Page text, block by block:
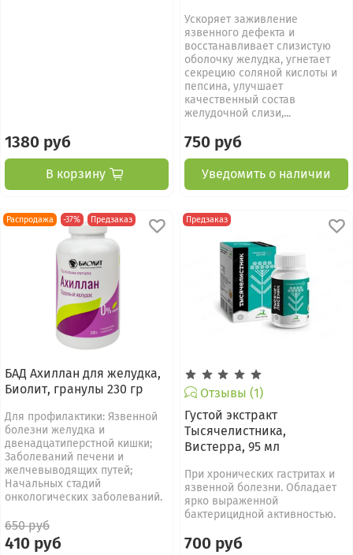
1380 руб
В корзину
Ускоряет заживление
язвенного дефекта и
восстанавливает слизистую
оболочку желудка, угнетает
секрецию соляной кислоты и
пепсина, улучшает
качественный состав
желудочной слизи,...
750 руб
Уведомить о наличии
Распродажа -37% Предзаказ
БАД Ахиллан для желудка,
Биолит, гранулы 230 гр
Для профилактики: Язвенной
болезни желудка и
двенадцатиперстной кишки;
Заболеваний печени и
желчевыводящих путей;
Начальных стадий
онкологических заболеваний.
650 руб
410 руб
Предзаказ
Отзывы (1)
Густой экстракт
Тысячелистника,
Вистерра, 95 мл
При хронических гастритах и
язвенной болезни. Обладает
ярко выраженной
бактерицидной активностью.
700 руб